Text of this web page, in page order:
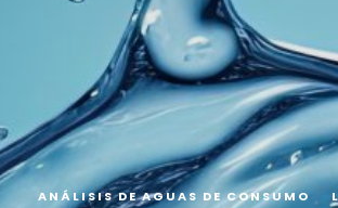
ANÁLISIS DE AGUAS DE CONSUMO